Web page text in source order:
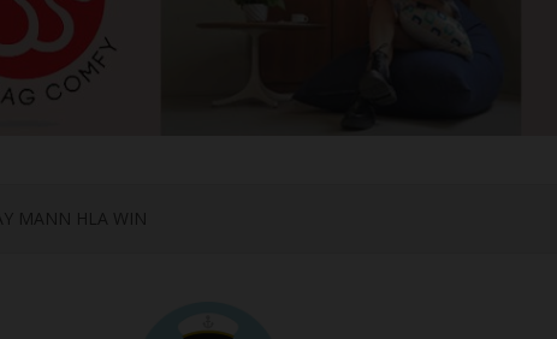
MANN HLA WIN